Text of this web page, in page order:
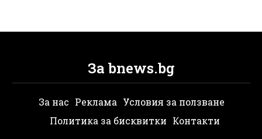
За bnews.bg
За нас Реклама Условия за ползване
Политика за бисквитки Контакти